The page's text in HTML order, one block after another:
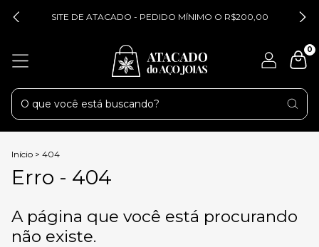
SITE DE ATACADO - PEDIDO MÍNIMO O R$200,00
0
Início > 404
Erro - 404
A página que você está procurando
não existe.